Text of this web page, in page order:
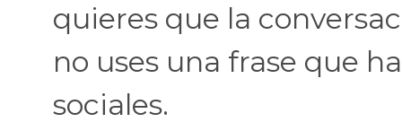
quieres que la
no uses una frase que
sociales.